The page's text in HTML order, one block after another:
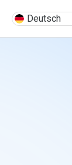
Deutsch